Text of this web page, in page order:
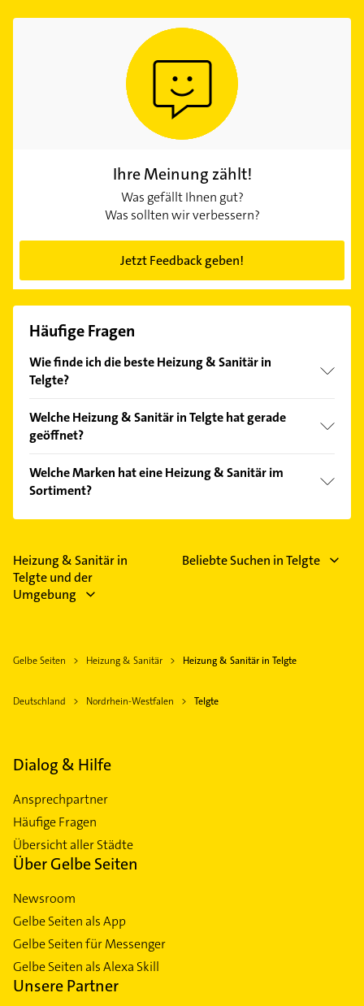
Ihre Meinung zählt!
Was gefällt Ihnen gut?
Was sollten wir verbessern?
Jetzt Feedback geben!
Häufige Fragen
Wie finde ich die beste Heizung & Sanitär in
Telgte?
Kundenmeinungen und profitieren Sie von den
Empfehlungen. Die Suchergebnisse können Sie sich
Welche Heizung & Sanitär in Telgte hat gerade
geöffnet?
Bitte beachten Sie, dass diese an Sonn- und
Feiertagen abweichen können.
Welche Marken hat eine Heizung & Sanitär im
Sortiment?
Die Heizung & Sanitär verkauft Marken wie
Heizung & Sanitär in
Telgte und der
Umgebung
Beliebte Suchen in Telgte
Gelbe Seiten Heizung & Sanitär Heizung & Sanitär in Telgte
Deutschland Nordrhein-Westfalen Telgte
Dialog & Hilfe
Ansprechpartner
Häufige Fragen
Übersicht aller Städte
Über Gelbe Seiten
Newsroom
Gelbe Seiten als App
Gelbe Seiten für Messenger
Gelbe Seiten als Alexa Skill
Unsere Partner